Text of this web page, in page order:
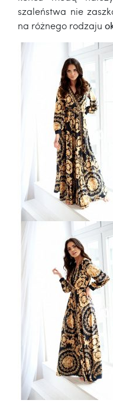
szaleństwa nie
na różnego rodzaju